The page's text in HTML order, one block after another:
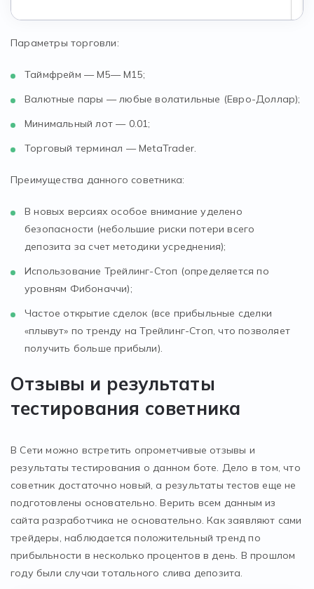
Параметры торговли:
Таймфрейм — М5— М15;
Валютные пары — любые волатильные (Евро-Доллар);
Минимальный лот — 0.01;
Торговый терминал — MetaTrader.
Преимущества данного советника:
В новых версиях особое внимание уделено
безопасности (небольшие риски потери всего
депозита за счет методики усреднения);
Использование Трейлинг-Стоп (определяется по
уровням Фибоначчи);
Частое открытие сделок (все прибыльные сделки
«плывут» по тренду на Трейлинг-Стоп, что позволяет
получить больше прибыли).
Отзывы и результаты
тестирования советника
В Сети можно встретить опрометчивые отзывы и
результаты тестирования о данном боте. Дело в том, что
советник достаточно новый, а результаты тестов еще не
подготовлены основательно. Верить всем данным из
сайта разработчика не основательно. Как заявляют сами
трейдеры, наблюдается положительный тренд по
прибыльности в несколько процентов в день. В прошлом
году были случаи тотального слива депозита.